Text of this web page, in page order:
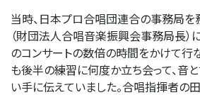
当時、日本プロ合唱団連合の事務局
（財団法人合唱音楽振興会事務局長）
のコンサートの数倍の時間をかけて行
も後半の練習に何度か立ち会って、音
い手に伝えていました。合唱指揮者の